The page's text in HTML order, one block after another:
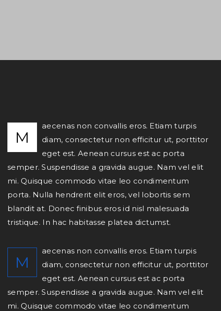
M
aecenas non convallis eros. Etiam turpis
diam, consectetur non efficitur ut, porttitor
eget est. Aenean cursus est ac porta
semper. Suspendisse a gravida augue. Nam vel elit
mi. Quisque commodo vitae leo condimentum
porta. Nulla hendrerit elit eros, vel lobortis sem
blandit at. Donec finibus eros id nisl malesuada
tristique. In hac habitasse platea dictumst.
M
aecenas non convallis eros. Etiam turpis
diam, consectetur non efficitur ut, porttitor
eget est. Aenean cursus est ac porta
semper. Suspendisse a gravida augue. Nam vel elit
mi. Quisque commodo vitae leo condimentum